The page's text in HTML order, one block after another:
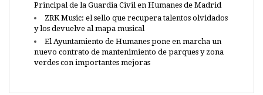
Principal de la Guardia Civil en Humanes de Madrid
ZRK Music: el sello que recupera talentos olvidados
y los devuelve al mapa musical
El Ayuntamiento de Humanes pone en marcha un
nuevo contrato de mantenimiento de parques y zona
verdes con importantes mejoras